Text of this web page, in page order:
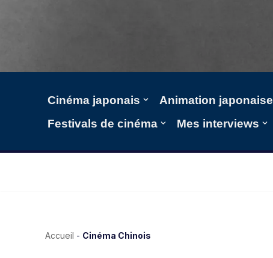
Cinéma japonais Animation japonaise
Festivals de cinéma
Mes interviews
Accueil - Cinéma Chinois